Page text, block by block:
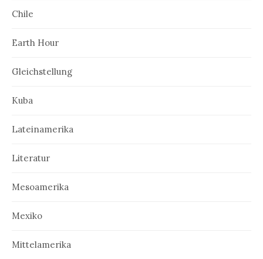
Chile
Earth Hour
Gleichstellung
Kuba
Lateinamerika
Literatur
Mesoamerika
Mexiko
Mittelamerika